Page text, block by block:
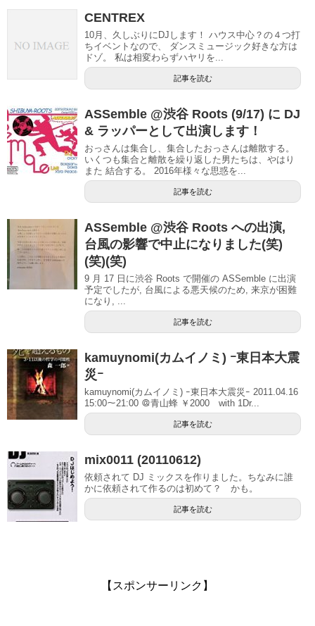
CENTREX
10月、久しぶりにDJします！ ハウス中心？の４つ打
ちイベントなので、 ダンスミュージック好きな方は
ドゾ。 私は相変わらずハヤリを...
記事を読む
ASSemble @渋谷 Roots (9/17) に DJ
& ラッパーとして出演します！
おっさんは集合し、集合したおっさんは離散する。
いくつも集合と離散を繰り返した男たちは、やはり
また 結合する。 2016年様々な思惑を...
記事を読む
ASSemble @渋谷 Roots への出演,
台風の影響で中止になりました(笑)
(笑)(笑)
9 月 17 日に渋谷 Roots で開催の ASSemble に出演
予定でしたが, 台風による悪天候のため, 来京が困難
になり, ...
記事を読む
kamuynomi(カムイノミ) ｰ東日本大震
災ｰ
kamuynomi(カムイノミ) ｰ東日本大震災ｰ 2011.04.16
15:00～21:00 ＠青山蜂 ￥2000 with 1Dr...
記事を読む
mix0011 (20110612)
依頼されて DJ ミックスを作りました。ちなみに誰
かに依頼されて作るのは初めて？ かも。
記事を読む
【スポンサーリンク】